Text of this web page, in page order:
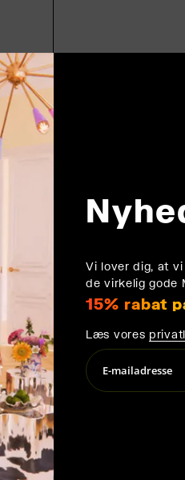
Vi lover dig, at
de virkelig gode
15% rabat
Læs vores